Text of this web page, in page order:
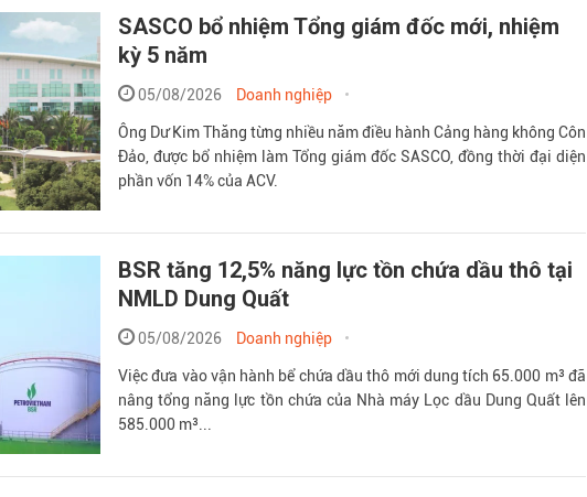
SASCO bổ nhiệm Tổng giám đốc mới, nhiệm
kỳ 5 năm
05/08/2026 Doanh nghiệp
Ông Dư Kim Thăng từng nhiều năm điều hành Cảng hàng không Côn
Đảo, được bổ nhiệm làm Tổng giám đốc SASCO, đồng thời đại diện
phần vốn 14% của ACV.
BSR tăng 12,5% năng lực tồn chứa dầu thô tại
NMLD Dung Quất
05/08/2026 Doanh nghiệp
Việc đưa vào vận hành bể chứa dầu thô mới dung tích 65.000 m³ đã
nâng tổng năng lực tồn chứa của Nhà máy Lọc dầu Dung Quất lên
585.000 m³...